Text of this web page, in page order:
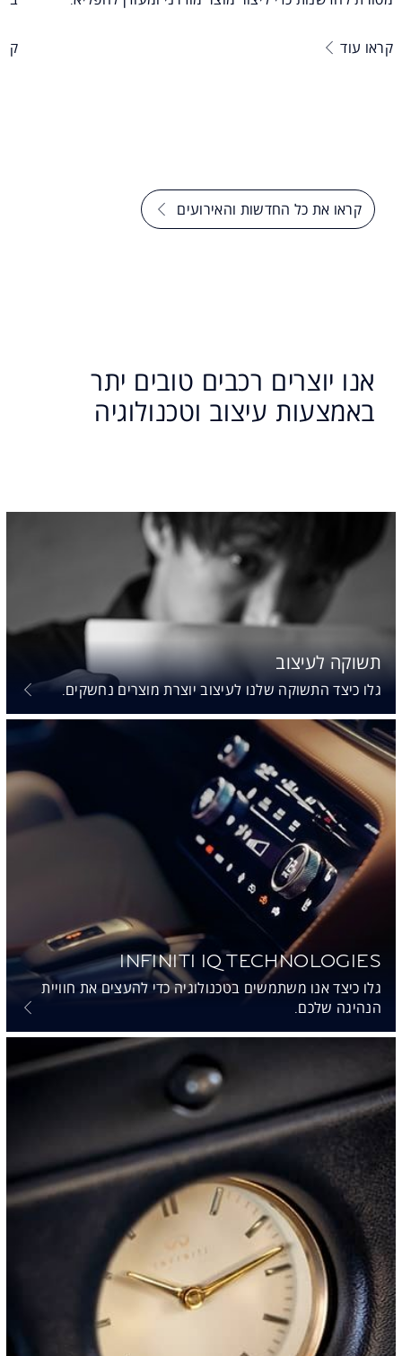
קראו עוד
קראו את כל החדשות והאירועים
אנו יוצרים רכבים טובים יתר
באמצעות עיצוב וטכנולוגיה
תשוקה לעיצוב
גלו כיצד התשוקה שלנו לעיצוב יוצרת מוצרים נחשקים.
INFINITI IQ TECHNOLOGIES
גלו כיצד אנו משתמשים בטכנולוגיה כדי להעצים את חוויית
הנהיגה שלכם.